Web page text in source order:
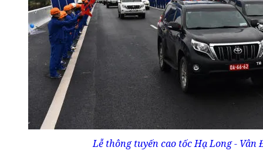
Lễ thông tuyến cao tốc Hạ Long - Vân